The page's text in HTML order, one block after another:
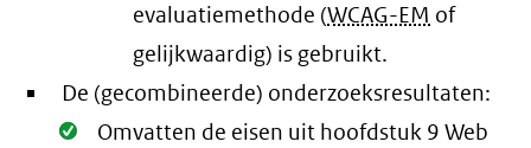
evaluatiemethode (WCAG-EM of
gelijkwaardig) is gebruikt.
De (gecombineerde) onderzoeksresultaten:
Oké.
Omvatten de eisen uit hoofdstuk 9 Web